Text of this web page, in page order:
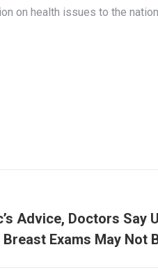
on health issues to the
Advice, Doctors Say
Breast Exams May Not